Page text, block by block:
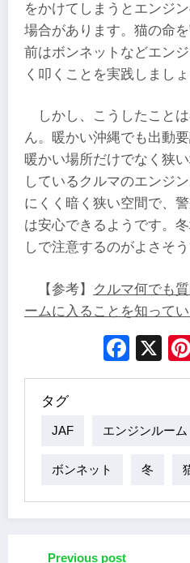
をかけてしまうとエンジ
場合があります。猫の命
前はボンネットなどエン
く叩くことを実践しましょ
しかし、こうしたこと
ん。暖かい沖縄でも出動
暖かい場所だけでなく狭
しているクルマのエンジ
にくく暗く狭い空間で、
は安心できるようです。
しで注意するのがよさそう
【参考】
クルマ何でも
ームに入ることを知ってい
X
タグ
JAF エンジンルーム
ボンネット 冬
Previous post